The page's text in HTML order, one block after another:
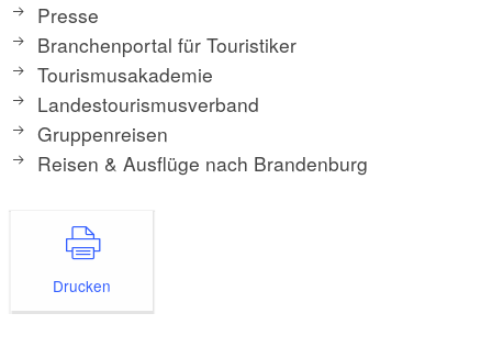
Presse
Branchenportal für Touristiker
Tourismusakademie
Landestourismusverband
Gruppenreisen
Reisen & Ausflüge nach Brandenburg
Drucken